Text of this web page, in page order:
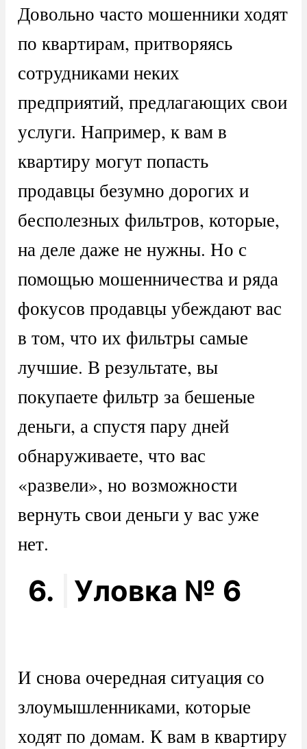
Довольно часто мошенники ходят
по квартирам, притворяясь
сотрудниками неких
предприятий, предлагающих свои
услуги. Например, к вам в
квартиру могут попасть
продавцы безумно дорогих и
бесполезных фильтров, которые,
на деле даже не нужны. Но с
помощью мошенничества и ряда
фокусов продавцы убеждают вас
в том, что их фильтры самые
лучшие. В результате, вы
покупаете фильтр за бешеные
деньги, а спустя пару дней
обнаруживаете, что вас
«развели», но возможности
вернуть свои деньги у вас уже
нет.
6. Уловка № 6
И снова очередная ситуация со
злоумышленниками, которые
ходят по домам. К вам в квартиру